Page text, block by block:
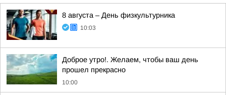
8 августа – День физкультурника
10:03
Доброе утро!. Желаем, чтобы ваш день
прошел прекрасно
10:00